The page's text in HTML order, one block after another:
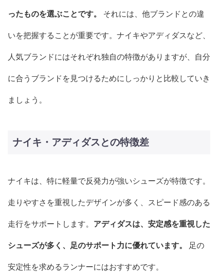
ったものを選ぶことです。 それには、他ブランドとの違
いを把握することが重要です。ナイキやアディダスなど、
人気ブランドにはそれぞれ独自の特徴がありますが、自分
に合うブランドを見つけるためにしっかりと比較していき
ましょう。
ナイキ・アディダスとの特徴差
ナイキは、特に軽量で反発力が強いシューズが特徴です。
走りやすさを重視したデザインが多く、スピード感のある
走行をサポートします。 アディダスは、安定感を重視した
シューズが多く、足のサポート力に優れています。 足の
安定性を求めるランナーにはおすすめです。